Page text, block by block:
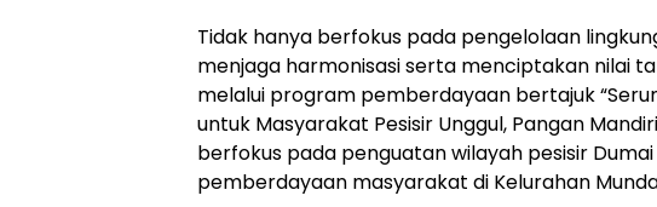
Tidak hanya berfokus pada pengelolaan
menjaga harmonisasi serta menciptakan nilai
melalui program pemberdayaan bertajuk
untuk Masyarakat Pesisir Unggul, Pangan
berfokus pada penguatan wilayah pesisir
pemberdayaan masyarakat di Kelurahan